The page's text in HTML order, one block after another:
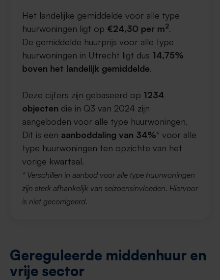
Het landelijke gemiddelde voor alle type
huurwoningen ligt op €24,30 per m2.
De gemiddelde huurprijs voor alle type
huurwoningen in Utrecht ligt dus 14,75%
boven het landelijk gemiddelde.
Deze cijfers zijn gebaseerd op 1234
objecten die in Q3 van 2024 zijn
aangeboden voor alle type huurwoningen.
Dit is een aanboddaling van 34%* voor alle
type huurwoningen ten opzichte van het
vorige kwartaal.
* Verschillen in aanbod voor alle type huurwoningen
zijn sterk afhankelijk van seizoensinvloeden. Hiervoor
is niet gecorrigeerd.
Gereguleerde middenhuur en
vrije sector